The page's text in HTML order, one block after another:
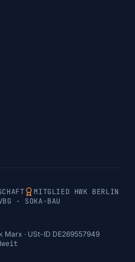
MITGLIED HWK BERLIN
· SOKA-BAU
Marx · USt-ID DE269557949